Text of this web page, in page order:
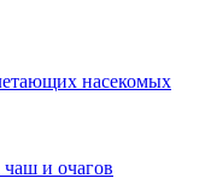
насекомых
чаш и очагов